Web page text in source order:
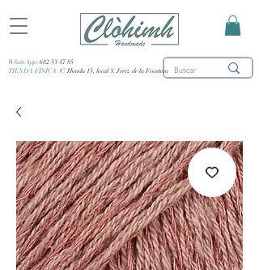
WhatsApp: 682 53 47 85
TIENDA FÍSICA: C/ Honda 15, local 3, Jerez de la Frontera